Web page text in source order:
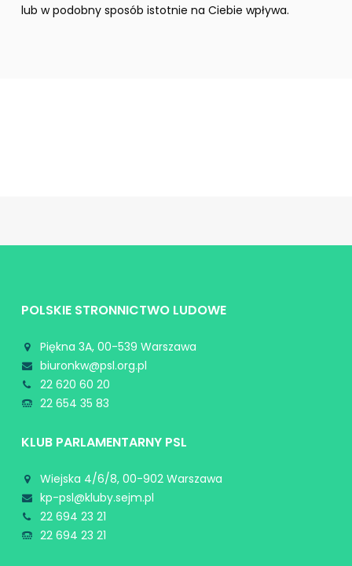
lub w podobny sposób istotnie na Ciebie wpływa.
POLSKIE STRONNICTWO LUDOWE
Piękna 3A, 00-539 Warszawa
biuronkw@psl.org.pl
22 620 60 20
22 654 35 83
KLUB PARLAMENTARNY PSL
Wiejska 4/6/8, 00-902 Warszawa
kp-psl@kluby.sejm.pl
22 694 23 21
22 694 23 21